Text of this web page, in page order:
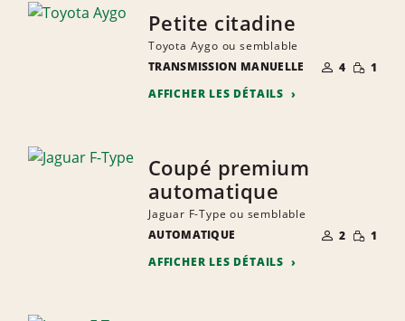
Petite citadine
Toyota Aygo ou semblable
TRANSMISSION MANUELLE
NOMBRE DE
PERSONNES
4 RÉDUITE
1
AFFICHER LES DÉTAILS
Coupé premium
automatique
Jaguar F-Type ou semblable
AUTOMATIQUE
NOMBRE DE
PERSONNES
2 RÉDUITE
1
AFFICHER LES DÉTAILS